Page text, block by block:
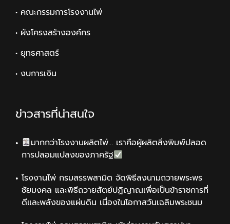
• คณะกรรมการโรงงานไพ่
• ผังโครงสร้างองค์กร
• ยุทธศาสตร์
• งบการเงิน
ข่าวสารที่น่าสนใจ
มากกว่าโรงงานผลิตไพ่… เราคือผู้ผลิตสิ่งพิมพ์ปลอด
การปลอมแปลงของภาครัฐ
โรงงานไพ่ กรมสรรพสามิต จัดพิธีลงนามถวายพระพร
ชัยมงคล และพิธีถวายสัตย์ปฏิญาณเพื่อเป็นข้าราชการที่
ดีและพลังของแผ่นดิน เนื่องในโอกาสวันเฉลิมพระชนม